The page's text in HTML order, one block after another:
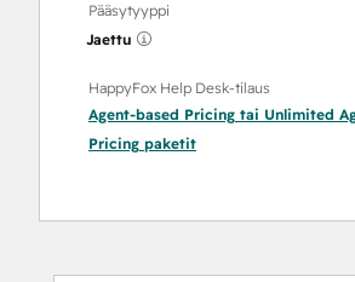
Pääsytyyppi
Jaettu
HappyFox Help Desk-tilaus
Agent-based Pricing tai Unlimited
Pricing paketit